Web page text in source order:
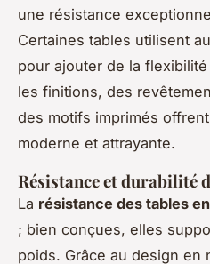
une résistance
Certaines tables utilisent
pour ajouter de la
les finitions, des
des motifs imprimés
moderne et attrayante.
Résistance et durabilité
La résistance des tables
; bien conçues, elles
poids. Grâce au design en